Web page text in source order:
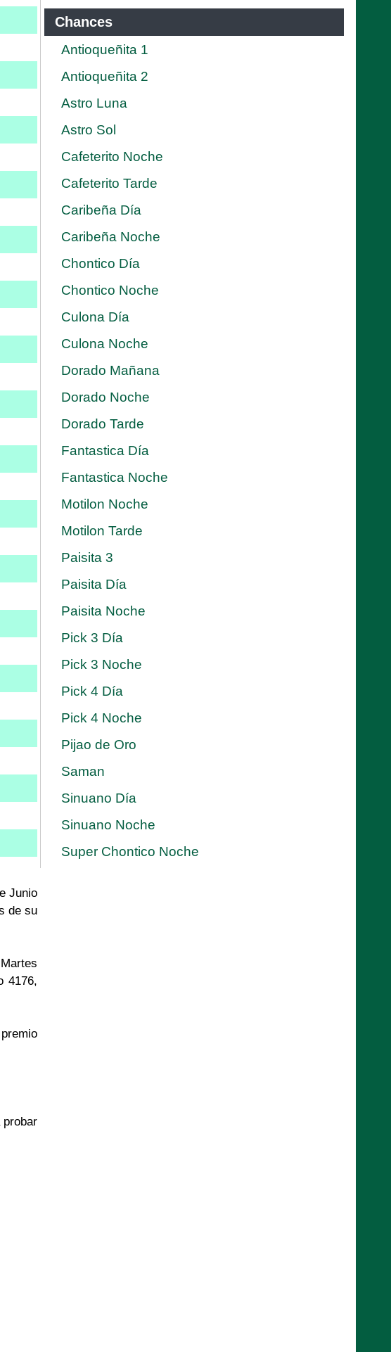
Junio
de su
4176,
probar
Chances
Antioqueñita 1
Antioqueñita 2
Astro Luna
Astro Sol
Cafeterito Noche
Cafeterito Tarde
Caribeña Día
Caribeña Noche
Chontico Día
Chontico Noche
Culona Día
Culona Noche
Dorado Mañana
Dorado Noche
Dorado Tarde
Fantastica Día
Fantastica Noche
Motilon Noche
Motilon Tarde
Paisita 3
Paisita Día
Paisita Noche
Pick 3 Día
Pick 3 Noche
Pick 4 Día
Pick 4 Noche
Pijao de Oro
Saman
Sinuano Día
Sinuano Noche
Super Chontico Noche